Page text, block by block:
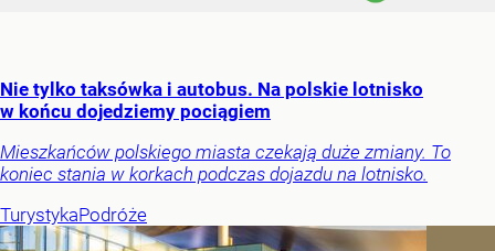
Nie tylko taksówka i autobus. Na polskie lotnisko
w końcu dojedziemy pociągiem
Mieszkańców polskiego miasta czekają duże zmiany. To
koniec stania w korkach podczas dojazdu na lotnisko.
TurystykaPodróże